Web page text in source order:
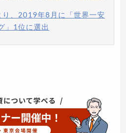
り、2019年8月に「世界一安
」1位に選出